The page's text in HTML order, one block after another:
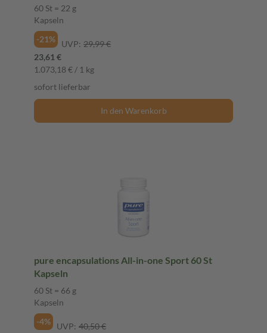
60 St = 22 g
Kapseln
-21%
UVP: 29,99 €
23,61 €
1.073,18 € / 1 kg
sofort lieferbar
In den Warenkorb
pure encapsulations All-in-one Sport 60 St
Kapseln
60 St = 66 g
Kapseln
-4%
UVP: 40,50 €